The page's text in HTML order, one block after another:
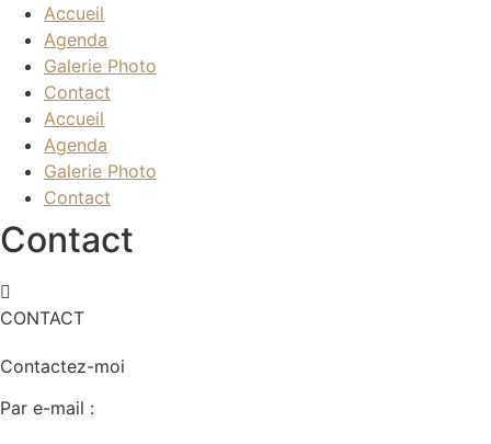
Accueil
Agenda
Galerie Photo
Contact
Accueil
Agenda
Galerie Photo
Contact
Contact
CONTACT
Contactez-moi
Par e-mail :